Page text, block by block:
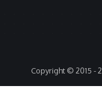
Copyright © 2015 -